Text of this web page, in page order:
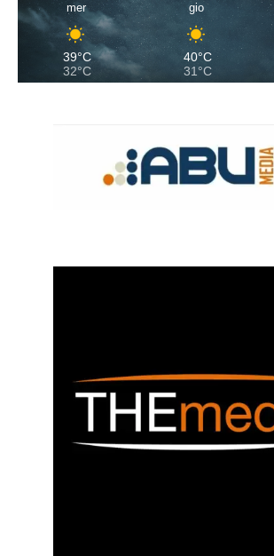
mer
39°C
32°C
gio
40°C
31°C